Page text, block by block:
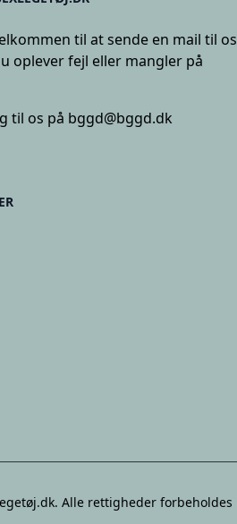
til at sende en mail til os
oplever fejl eller mangler på
til os på bggd@bggd.dk
. Alle rettigheder forbeholdes